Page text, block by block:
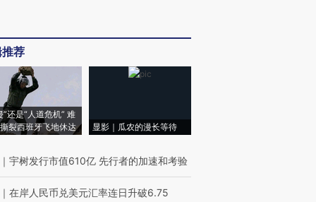
荐
”还是“人道危机” 难
裂西班牙飞地休达
显影｜瓜农的漫长等待
｜ 宇树发行市值610亿 先行者的加速和考验
｜ 在岸人民币兑美元汇率连日升破6.75